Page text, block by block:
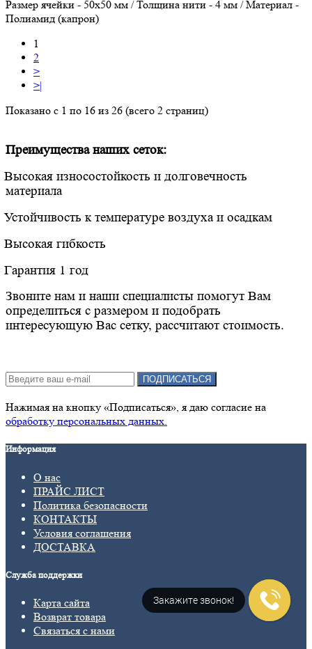
Размер ячейки - 50х50 мм / Толщина нити - 4 мм / Материал -
Полиамид (капрон)
1
2
>
>|
Показано с 1 по 16 из 26 (всего 2 страниц)
Преимущества наших сеток:
Высокая износостойкость и долговечность
материала
Устойчивость к температуре воздуха и осадкам
Высокая гибкость
Гарантия 1 год
Звоните нам и наши специалисты помогут Вам
определиться с размером и подобрать
интересующую Вас сетку, рассчитают стоимость.
ПОДПИСАТЬСЯ
Нажимая на кнопку «Подписаться», я даю cогласие на
обработку персональных данных.
Информация
О нас
ПРАЙС ЛИСТ
Политика безопасности
КОНТАКТЫ
Условия соглашения
ДОСТАВКА
Служба поддержки
Карта сайта
Возврат товара
Связаться с нами
Закажите звонок!